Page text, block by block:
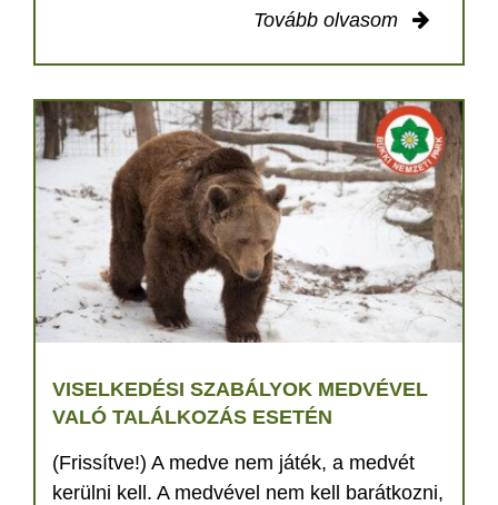
Tovább olvasom
VISELKEDÉSI SZABÁLYOK MEDVÉVEL
VALÓ TALÁLKOZÁS ESETÉN
(Frissítve!) A medve nem játék, a medvét
kerülni kell. A medvével nem kell barátkozni,